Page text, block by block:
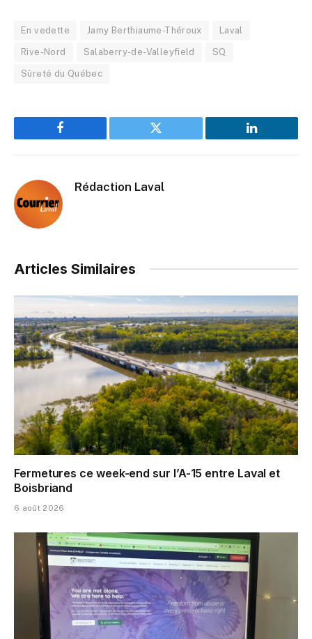
En vedette Jamy Berthiaume-Théroux Laval
Rive-Nord Salaberry-de-Valleyfield SQ
Sûreté du Québec
Facebook Twitter LinkedIn
Rédaction Laval
Articles Similaires
Fermetures ce week-end sur l’A-15 entre Laval et
Boisbriand
6 août 2026